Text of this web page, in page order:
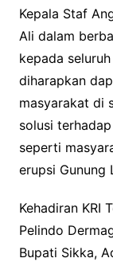
Kepala Staf
Ali dalam
kepada
diharapkan
masyarakat di
solusi
seperti
erupsi Gunung
Kehadiran KRI
Pelindo
Bupati Sikka,